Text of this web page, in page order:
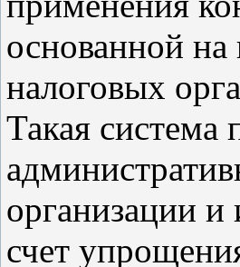
основанной на
налоговых
Такая система
организации
счет